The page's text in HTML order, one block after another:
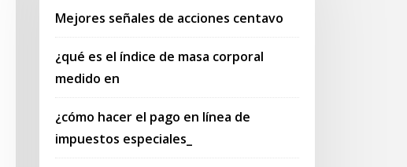
Mejores señales de acciones centavo
¿qué es el índice de masa corporal
medido en
¿cómo hacer el pago en línea de
impuestos especiales_